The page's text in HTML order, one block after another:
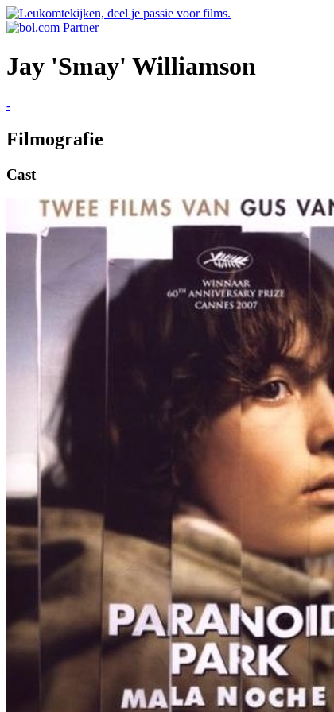
Jay 'Smay' Williamson
-
Filmografie
Cast